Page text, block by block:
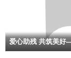
爱心助残 共筑美好